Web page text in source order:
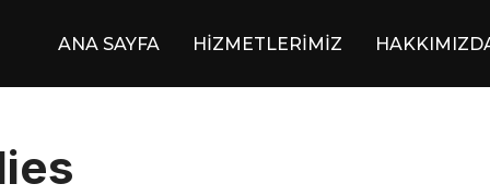
ANA SAYFA HİZMETLERİMİZ